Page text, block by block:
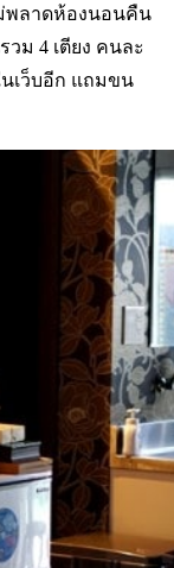
พลาดห้องนอนคืน
วม 4 เตียง คนละ
นเว็บอีก แถมขน